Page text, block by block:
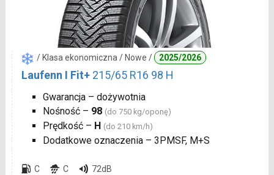
/ Klasa ekonomiczna / Nowe / 2025/2026
Laufenn I Fit+ 215/65 R16 98 H
Gwarancja – dożywotnia
Nośność – 98 (do 750 kg/oponę)
Prędkość – H (do 210 km/h)
Dodatkowe oznaczenia – 3PMSF, M+S
C C 72dB